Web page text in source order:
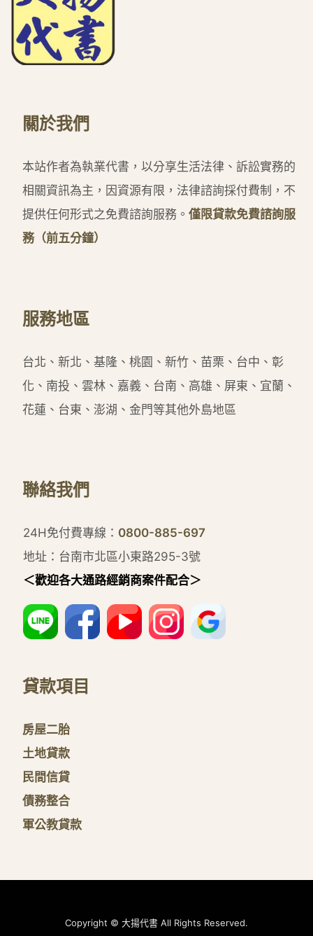
關於我們
本站作者為執業代書，以分享生活法律、訴訟實務的
相關資訊為主，因資源有限，法律諮詢採付費制，不
提供任何形式之免費諮詢服務。 僅限貸款免費諮詢服
務（前五分鐘）
服務地區
台北、新北、基隆、桃園、新竹、苗栗、台中、彰
化、南投、雲林、嘉義、台南、高雄、屏東、宜蘭、
花蓮、台東、澎湖、金門等其他外島地區
聯絡我們
24H免付費專線： 0800-885-697
地址：台南市北區小東路295-3號
＜歡迎各大通路經銷商案件配合＞
貸款項目
房屋二胎
土地貸款
民間信貸
債務整合
軍公教貸款
Copyright © 大揚代書 All Rights Reserved.